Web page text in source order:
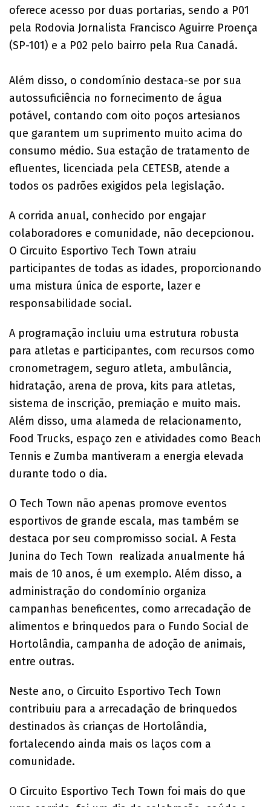
oferece acesso por duas portarias, sendo a P01
pela Rodovia Jornalista Francisco Aguirre Proença
(SP-101) e a P02 pelo bairro pela Rua Canadá.
Além disso, o condomínio destaca-se por sua
autossuficiência no fornecimento de água
potável, contando com oito poços artesianos
que garantem um suprimento muito acima do
consumo médio. Sua estação de tratamento de
efluentes, licenciada pela CETESB, atende a
todos os padrões exigidos pela legislação.
A corrida anual, conhecido por engajar
colaboradores e comunidade, não decepcionou.
O Circuito Esportivo Tech Town atraiu
participantes de todas as idades, proporcionando
uma mistura única de esporte, lazer e
responsabilidade social.
A programação incluiu uma estrutura robusta
para atletas e participantes, com recursos como
cronometragem, seguro atleta, ambulância,
hidratação, arena de prova, kits para atletas,
sistema de inscrição, premiação e muito mais.
Além disso, uma alameda de relacionamento,
Food Trucks, espaço zen e atividades como Beach
Tennis e Zumba mantiveram a energia elevada
durante todo o dia.
O Tech Town não apenas promove eventos
esportivos de grande escala, mas também se
destaca por seu compromisso social. A Festa
Junina do Tech Town realizada anualmente há
mais de 10 anos, é um exemplo. Além disso, a
administração do condomínio organiza
campanhas beneficentes, como arrecadação de
alimentos e brinquedos para o Fundo Social de
Hortolândia, campanha de adoção de animais,
entre outras.
Neste ano, o Circuito Esportivo Tech Town
contribuiu para a arrecadação de brinquedos
destinados às crianças de Hortolândia,
fortalecendo ainda mais os laços com a
comunidade.
O Circuito Esportivo Tech Town foi mais do que